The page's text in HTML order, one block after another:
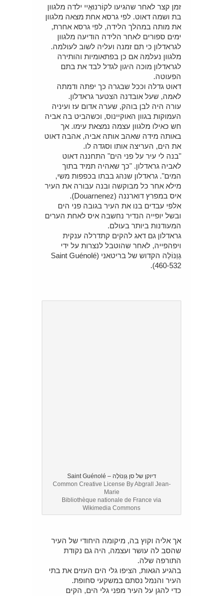
זמן קצר לאחר שהגיעו לקוֹרנוּאֶיי ילדה מלגוון
בת ושמה דאוט. לפי גרסא אחת מצאה מלגוון
את מותה במהלך הלידה, לפי גרסא אחרת,
ימים ספורים לאחר הלידה הודיעה מלגוון
לגראדלון כי תם זמנה ועליה לשוב לעולמה.
מלגוון נעלמה אם כן בפתאומיות והותירה
לגראדלון מוכה היגון לגדל לבד את בתם
הפעוטה.
דאוט גדלה וככל שבגרה כך יפתה ודמתה
לאמה, שעל אובדנה הצטער גראדלון.
עורה היה לבן בוהק, שערה אדום עז ועיניה
העמוקות בגוון האוקיינוס, וכשהביט בה אביה
חש כאילו מלגוון עצמה נמצאת עימו. אך
באותה מידה שאהב אותה אביה, אהבה דאוט
את הים, העריצה אותו וסגדה לו.
"בנה לי עיר על פני הים" התחננה דאוט
לאביה גראדלון. "כך שאהיה תמיד בתוך
המים". גראדלון שנהג בבתו בכפפות משי,
מילא אחר כל מבוקשה ובנה עבורה את העיר
איס במפרץ דוארננה (Douarnenez).
אלפי עבדים בנו את העיר בגובה פני הים
ובשל יופייה הנדיר נחשבה איס לאחת הערים
המעודנות ביותר בעולם.
גראדלון גם דאג להקים קתדרלה ענקית
ויפהפייה, לאחר שהוטבל לנצרות על ידי
גְוֵנוֹלֶה הקדוש של בריטאני (Saint Guénolé
460-532).
דיוקן של סן גְוֵנוֹלֶה – Saint Guénolé
Common Creative License By Abgrall Jean-
Marie
Bibliothèque nationale de France via
Wikimedia Commons
אך אליה וקוץ בה, מיקומה היחודי של העיר
שהסב לה עושר ועצמה, היה גם נקודת
התורפה שלה.
בהגיע הגאות, הציפו גלי הים העזים את בתי
העיר והנמל נסתם במשקעי סחופת.
כדי להגן על העיר מפני גלי הים, הקים